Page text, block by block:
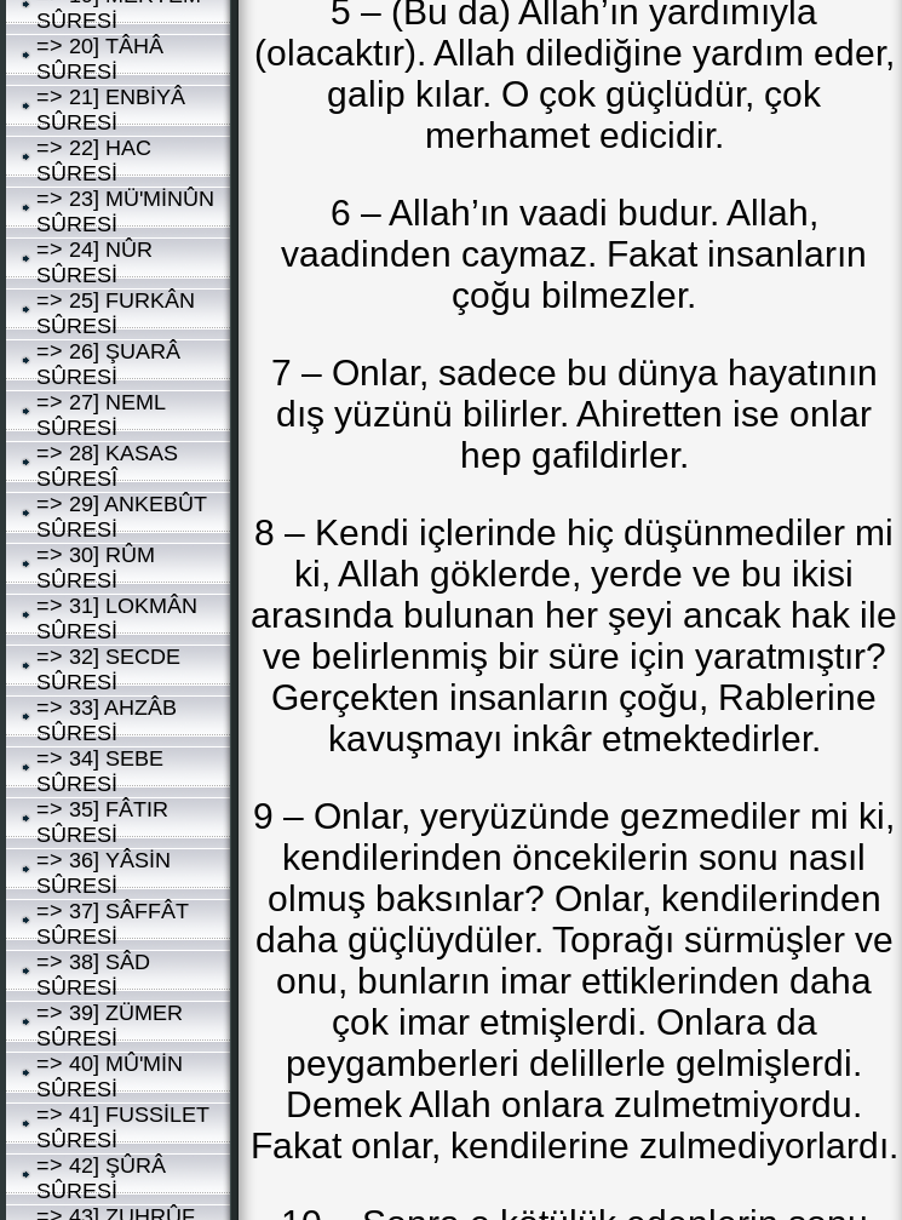
SÛRESİ
=> 20] TÂHÂ
SÛRESİ
=> 21] ENBİYÂ
SÛRESİ
=> 22] HAC
SÛRESİ
=> 23] MÜ'MİNÛN
SÛRESİ
=> 24] NÛR
SÛRESİ
=> 25] FURKÂN
SÛRESİ
=> 26] ŞUARÂ
SÛRESİ
=> 27] NEML
SÛRESİ
=> 28] KASAS
SÛRESÎ
=> 29] ANKEBÛT
SÛRESİ
=> 30] RÛM
SÛRESİ
=> 31] LOKMÂN
SÛRESİ
=> 32] SECDE
SÛRESİ
=> 33] AHZÂB
SÛRESİ
=> 34] SEBE
SÛRESİ
=> 35] FÂTIR
SÛRESİ
=> 36] YÂSİN
SÛRESİ
=> 37] SÂFFÂT
SÛRESİ
=> 38] SÂD
SÛRESİ
=> 39] ZÜMER
SÛRESİ
=> 40] MÛ'MİN
SÛRESİ
=> 41] FUSSİLET
SÛRESİ
=> 42] ŞÛRÂ
SÛRESİ
5 – (Bu da) Allah’ın yardımıyla
(olacaktır). Allah dilediğine yardım eder,
galip kılar. O çok güçlüdür, çok
merhamet edicidir.
6 – Allah’ın vaadi budur. Allah,
vaadinden caymaz. Fakat insanların
çoğu bilmezler.
7 – Onlar, sadece bu dünya hayatının
dış yüzünü bilirler. Ahiretten ise onlar
hep gafildirler.
8 – Kendi içlerinde hiç düşünmediler mi
ki, Allah göklerde, yerde ve bu ikisi
arasında bulunan her şeyi ancak hak ile
ve belirlenmiş bir süre için yaratmıştır?
Gerçekten insanların çoğu, Rablerine
kavuşmayı inkâr etmektedirler.
9 – Onlar, yeryüzünde gezmediler mi ki,
kendilerinden öncekilerin sonu nasıl
olmuş baksınlar? Onlar, kendilerinden
daha güçlüydüler. Toprağı sürmüşler ve
onu, bunların imar ettiklerinden daha
çok imar etmişlerdi. Onlara da
peygamberleri delillerle gelmişlerdi.
Demek Allah onlara zulmetmiyordu.
Fakat onlar, kendilerine zulmediyorlardı.